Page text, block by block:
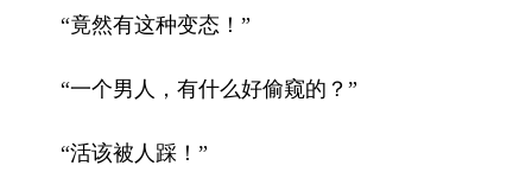
“竟然有这种变态！”
“一个男人，有什么好偷窥的？”
“活该被人踩！”